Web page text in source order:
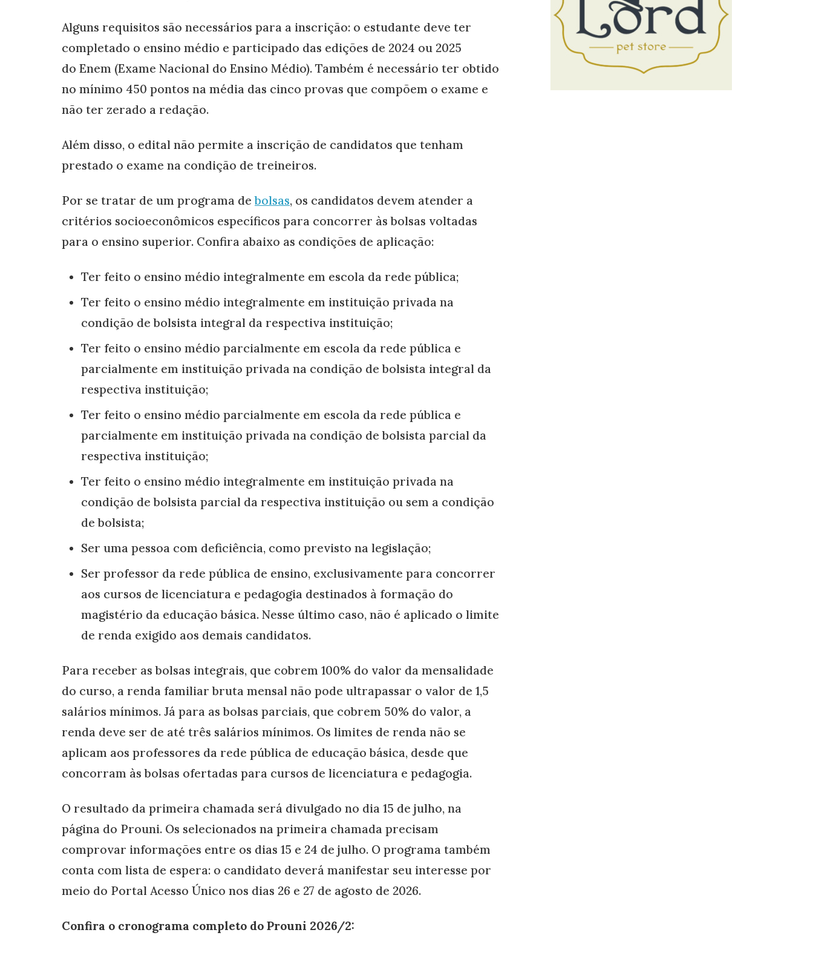
Alguns requisitos são necessários para a inscrição: o estudante deve ter
completado o ensino médio e participado das edições de 2024 ou 2025
do Enem (Exame Nacional do Ensino Médio). Também é necessário ter obtido
no mínimo 450 pontos na média das cinco provas que compõem o exame e
não ter zerado a redação.
Além disso, o edital não permite a inscrição de candidatos que tenham
prestado o exame na condição de treineiros.
Por se tratar de um programa debolsas, os candidatos devem atender a
critérios socioeconômicos específicos para concorrer às bolsas voltadas
para o ensino superior. Confira abaixo as condições de aplicação:
Ter feito o ensino médio integralmente em escola da rede pública;
Ter feito o ensino médio integralmente em instituição privada na
condição de bolsista integral da respectiva instituição;
Ter feito o ensino médio parcialmente em escola da rede pública e
parcialmente em instituição privada na condição de bolsista integral da
respectiva instituição;
Ter feito o ensino médio parcialmente em escola da rede pública e
parcialmente em instituição privada na condição de bolsista parcial da
respectiva instituição;
Ter feito o ensino médio integralmente em instituição privada na
condição de bolsista parcial da respectiva instituição ou sem a condição
de bolsista;
Ser uma pessoa com deficiência, como previsto na legislação;
Ser professor da rede pública de ensino, exclusivamente para concorrer
aos cursos de licenciatura e pedagogia destinados à formação do
magistério da educação básica. Nesse último caso, não é aplicado o limite
de renda exigido aos demais candidatos.
Para receber as bolsas integrais, que cobrem 100% do valor da mensalidade
do curso, a renda familiar bruta mensal não pode ultrapassar o valor de 1,5
salários mínimos. Já para as bolsas parciais, que cobrem 50% do valor, a
renda deve ser de até três salários mínimos. Os limites de renda não se
aplicam aos professores da rede pública de educação básica, desde que
concorram às bolsas ofertadas para cursos de licenciatura e pedagogia.
O resultado da primeira chamada será divulgado no dia 15 de julho, na
página do Prouni. Os selecionados na primeira chamada precisam
comprovar informações entre os dias 15 e 24 de julho. O programa também
conta com lista de espera: o candidato deverá manifestar seu interesse por
meio do Portal Acesso Único nos dias 26 e 27 de agosto de 2026.
Confira o cronograma completo do Prouni 2026/2: